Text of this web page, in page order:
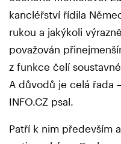
kancléřství řídila
rukou a jakýkoli
považován
z funkce čelí
A důvodů je celá řada
INFO.CZ psal.
Patří k nim především